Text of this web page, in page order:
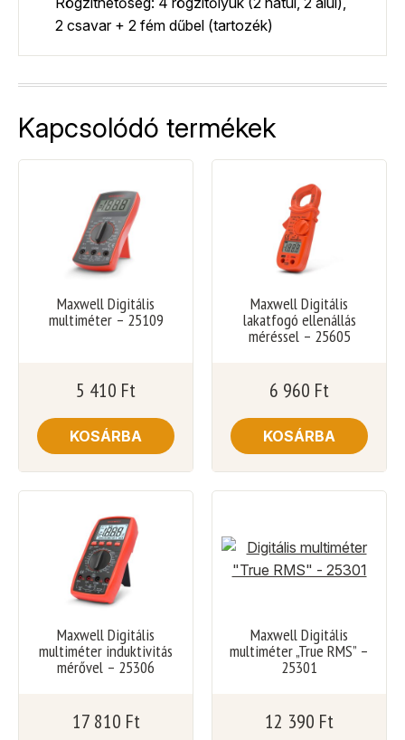
2 csavar + 2 fém dűbel (tartozék)
Kapcsolódó termékek
Maxwell Digitális
multiméter – 25109
5 410 Ft
KOSÁRBA
Maxwell Digitális
lakatfogó ellenállás
méréssel – 25605
6 960 Ft
KOSÁRBA
Maxwell Digitális
multiméter induktivitás
mérővel – 25306
17 810 Ft
Maxwell Digitális
multiméter „True RMS” –
25301
12 390 Ft